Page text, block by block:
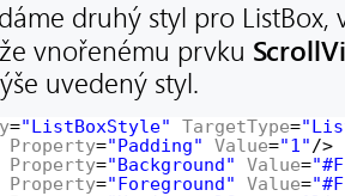
druhý styl pro ListBox,
vnořenému prvku
uvedený styl.
="ListBoxStyle" TargetType=
Property="Padding" Value="1" />
Property="Background" Value=
Property="Foreground" Value=